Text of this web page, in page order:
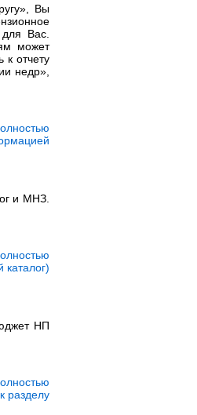
Вы
Вас.
может
к отчету
недр»,
и МНЗ.
НП
разделу